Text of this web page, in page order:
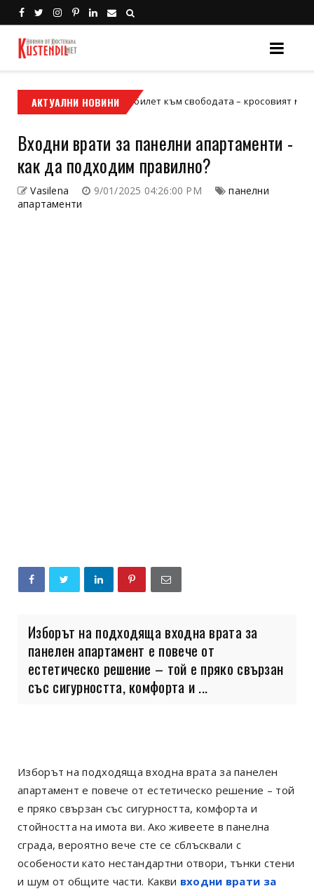
АКТУАЛНИ НОВИНИ
Кой е твоят билет към свободата – кросовият мотор или ATV?
Входни врати за панелни апартаменти -
как да подходим правилно?
Vasilena 9/01/2025 04:26:00 PM
панелни
апартаменти
Изборът на подходяща входна врата за
панелен апартамент е повече от
естетическо решение – той е пряко свързан
със сигурността, комфорта и ...
Изборът на подходяща входна врата за панелен
апартамент е повече от естетическо решение – той
е пряко свързан със сигурността, комфорта и
стойността на имота ви. Ако живеете в панелна
сграда, вероятно вече сте се сблъсквали с
особености като нестандартни отвори, тънки стени
и шум от общите части. Какви входни врати за